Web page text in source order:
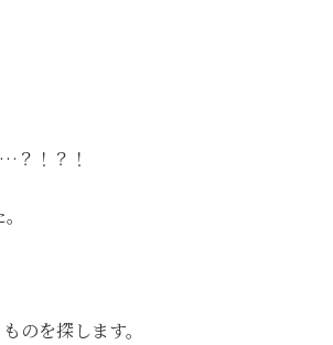
？！？！
のを探します。